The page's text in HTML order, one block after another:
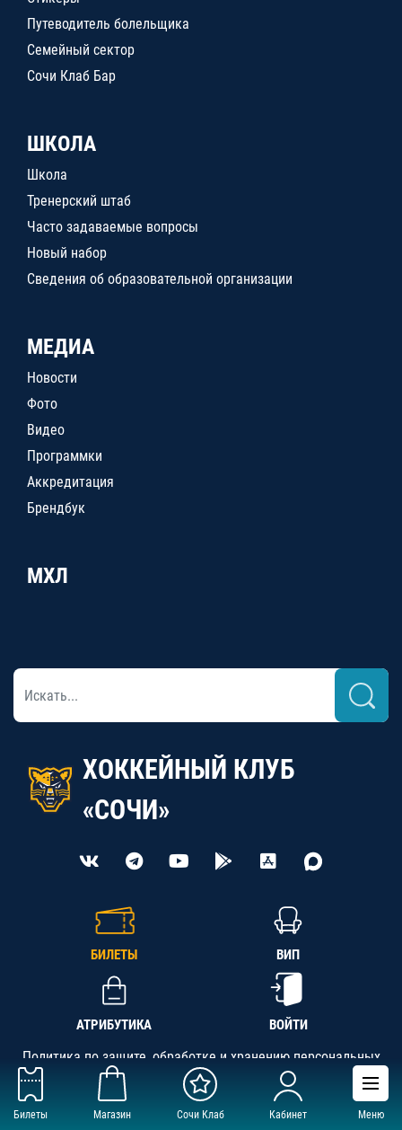
Билеты Магазин Сочи Клаб Кабинет Меню
Путеводитель болельщика
Семейный сектор
Сочи Клаб Бар
ШКОЛА
Школа
Тренерский штаб
Часто задаваемые вопросы
Новый набор
Сведения об образовательной организации
МЕДИА
Новости
Фото
Видео
Программки
Аккредитация
Брендбук
МХЛ
ХОККЕЙНЫЙ КЛУБ
«СОЧИ»
БИЛЕТЫ ВИП
АТРИБУТИКА ВОЙТИ
Политика по защите, обработке и хранению персональных
данных
АНО «СК «Кубань-Регион», ОГРН 1142300002349,